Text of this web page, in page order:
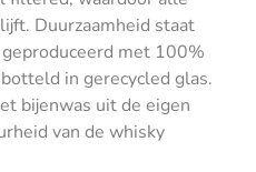
Duurzaamheid staat
met 100%
in gerecycled glas.
bijenwas uit de eigen
van de whisky